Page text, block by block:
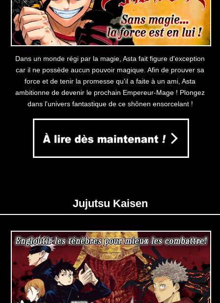
Dans un monde régi par la magie, Asta fait figure d'exception
car il ne possède aucun pouvoir magique. Afin de prouver sa
force et de tenir la promesse qu'il a faite à un ami, Asta
ambitionne de devenir le prochain Empereur-Mage ! Plongez
dans l'univers fantastique de ce shônen ensorcelant !
Jujutsu Kaisen